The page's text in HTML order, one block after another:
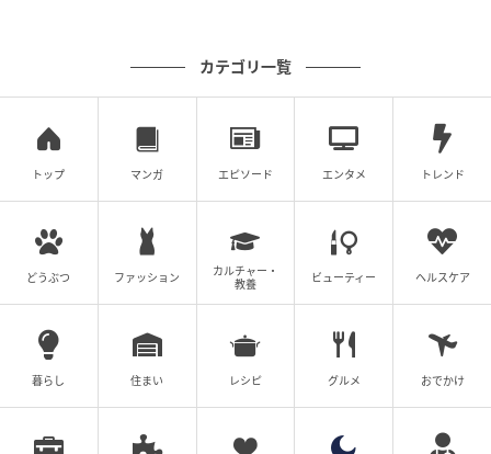
【エピソード募集】日常のちょっとした体験、TRILL
でシェアしませんか？【2分で完了・匿名】
次の記事
#1 送迎のバスから「娘が降りてきてませ
ん」
の記事をもっとみる
カテゴリ一覧
トップ マンガ エピソード エンタメ トレンド
どうぶつ ファッション
カルチャー・
教養
ビューティー ヘルスケア
暮らし 住まい レシピ グルメ おでかけ